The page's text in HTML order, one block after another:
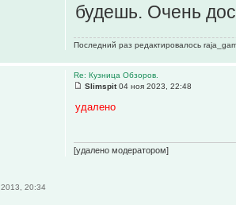
будешь. Очень
Последний раз редактировалось
Re: Кузница Обзоров.
Slimspit04 ноя 2023, 22:48
удалено
[удалено модератором]
20:34